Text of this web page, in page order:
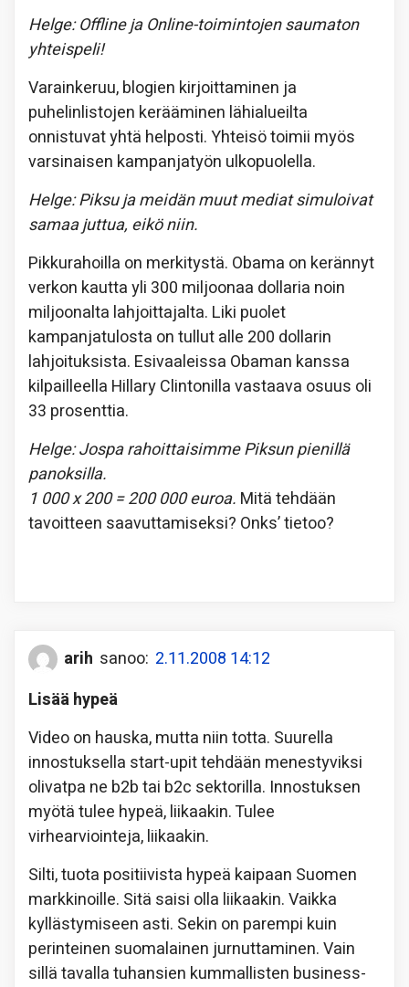
Helge: Offline ja Online-toimintojen saumaton
yhteispeli!
Varainkeruu, blogien kirjoittaminen ja
puhelinlistojen kerääminen lähialueilta
onnistuvat yhtä helposti. Yhteisö toimii myös
varsinaisen kampanjatyön ulkopuolella.
Helge: Piksu ja meidän muut mediat simuloivat
samaa juttua, eikö niin.
Pikkurahoilla on merkitystä. Obama on kerännyt
verkon kautta yli 300 miljoonaa dollaria noin
miljoonalta lahjoittajalta. Liki puolet
kampanjatulosta on tullut alle 200 dollarin
lahjoituksista. Esivaaleissa Obaman kanssa
kilpailleella Hillary Clintonilla vastaava osuus oli
33 prosenttia.
Helge: Jospa rahoittaisimme Piksun pienillä
panoksilla.
1 000 x 200 = 200 000 euroa. Mitä tehdään
tavoitteen saavuttamiseksi? Onks’ tietoo?
arih sanoo: 2.11.2008 14:12
Lisää hypeä
Video on hauska, mutta niin totta. Suurella
innostuksella start-upit tehdään menestyviksi
olivatpa ne b2b tai b2c sektorilla. Innostuksen
myötä tulee hypeä, liikaakin. Tulee
virhearviointeja, liikaakin.
Silti, tuota positiivista hypeä kaipaan Suomen
markkinoille. Sitä saisi olla liikaakin. Vaikka
kyllästymiseen asti. Sekin on parempi kuin
perinteinen suomalainen jurnuttaminen. Vain
sillä tavalla tuhansien kummallisten business-